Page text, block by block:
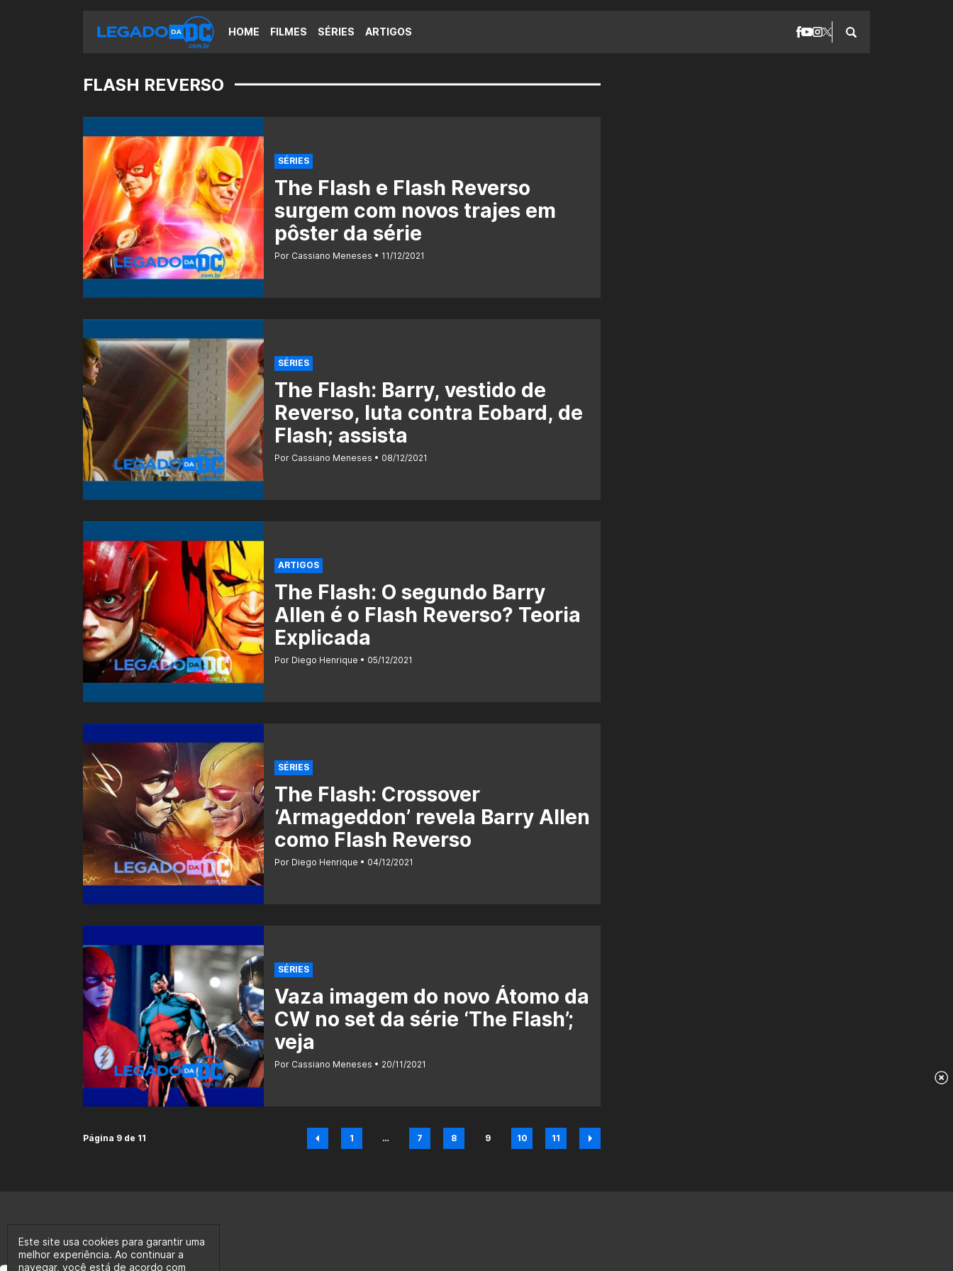
HOME FILMES SÉRIES ARTIGOS
FLASH REVERSO
SÉRIES
The Flash e Flash Reverso
surgem com novos trajes em
pôster da série
Por Cassiano Meneses 11/12/2021
SÉRIES
The Flash: Barry, vestido de
Reverso, luta contra Eobard, de
Flash; assista
Por Cassiano Meneses 08/12/2021
ARTIGOS
The Flash: O segundo Barry
Allen é o Flash Reverso? Teoria
Explicada
Por Diego Henrique 05/12/2021
SÉRIES
The Flash: Crossover
‘Armageddon’ revela Barry Allen
como Flash Reverso
Por Diego Henrique 04/12/2021
SÉRIES
Vaza imagem do novo Átomo da
CW no set da série ‘The Flash’;
veja
Por Cassiano Meneses 20/11/2021
Página 9 de 11
Página
1
…
Página
7
Página
8
Página
9
Página
10
Página
11
Este site usa cookies para garantir uma
melhor experiência. Ao continuar a
navegar, você está de acordo com